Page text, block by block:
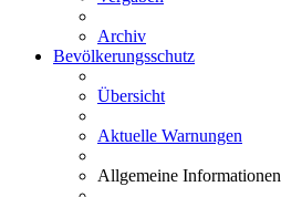
Archiv
Bevölkerungsschutz
Übersicht
Aktuelle Warnungen
Allgemeine Informationen